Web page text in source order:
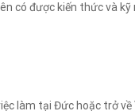
có được kiến thức và
làm tại Đức hoặc trở